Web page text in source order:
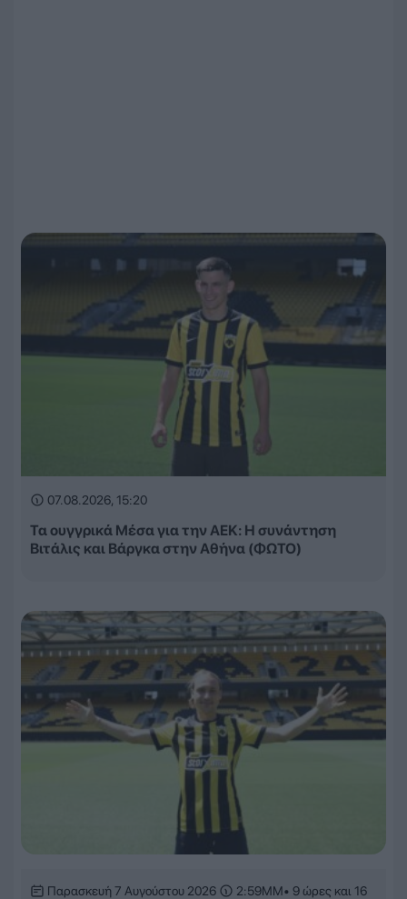
07.08.2026, 15:20
Τα ουγγρικά Μέσα για την ΑΕΚ: Η συνάντηση
Βιτάλις και Βάργκα στην Αθήνα (ΦΩΤΟ)
Παρασκευή 7 Αυγούστου 2026 2:59ΜΜ• 9 ώρες και 16